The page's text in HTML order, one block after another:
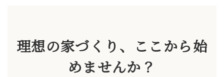
理想の家づくり、ここから始
めませんか？